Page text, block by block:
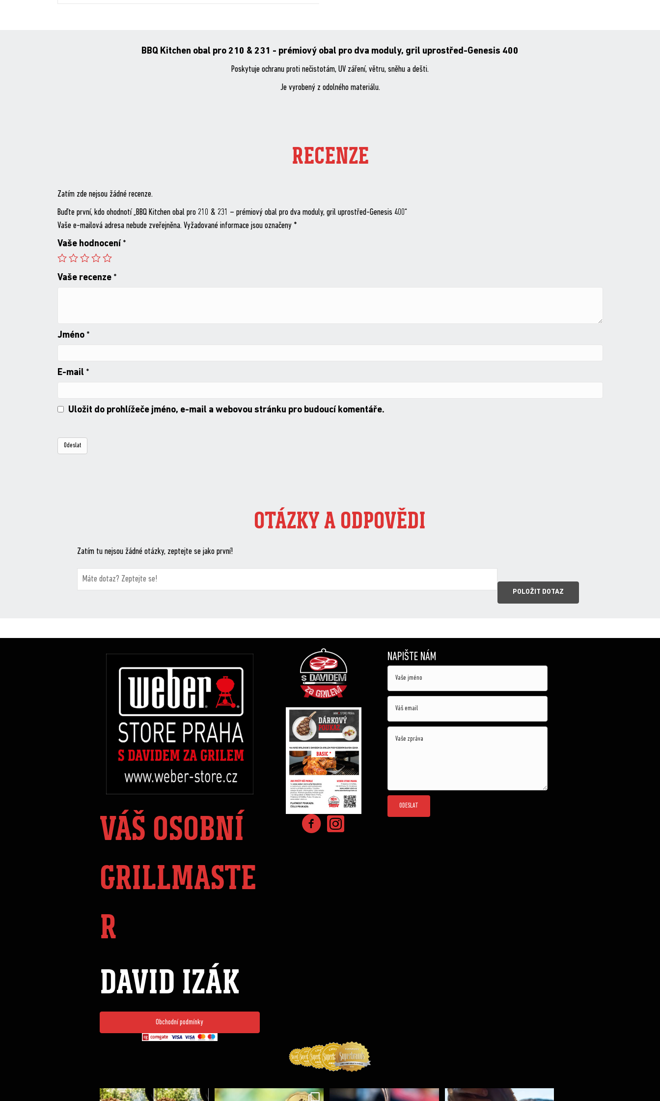
BBQ Kitchen obal pro 210 & 231 - prémiový obal pro dva moduly, gril uprostřed-Genesis 400
Poskytuje ochranu proti nečistotám, UV záření, větru, sněhu a dešti.
Je vyrobený z odolného materiálu.
RECENZE
Zatím zde nejsou žádné recenze.
Buďte první, kdo ohodnotí „BBQ Kitchen obal pro 210 & 231 – prémiový obal pro dva moduly, gril uprostřed-Genesis 400“
Vaše e-mailová adresa nebude zveřejněna. Vyžadované informace jsou označeny *
Vaše hodnocení *
Vaše recenze *
Jméno *
E-mail *
Uložit do prohlížeče jméno, e-mail a webovou stránku pro budoucí komentáře.
OTÁZKY A ODPOVĚDI
Zatím tu nejsou žádné otázky, zeptejte se jako první!
VÁŠ OSOBNÍ
GRILLMASTE
R
DAVID IZÁK
Obchodní podmínky
NAPIŠTE NÁM
ODESLAT
Udící špalíky - BORN TO SMOKE - různé druhy k... Koření Suncity – autentická BBQ chuť u vás doma!... Spoustu podobných triků, které vám usnadní nejenom ... Ryba na grilu je opravdu rychlá, a stejně tak